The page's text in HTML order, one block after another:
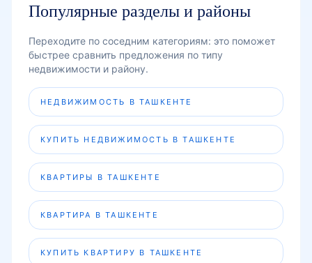
Популярные разделы и районы
Переходите по соседним категориям: это поможет
быстрее сравнить предложения по типу
недвижимости и району.
НЕДВИЖИМОСТЬ В ТАШКЕНТЕ
КУПИТЬ НЕДВИЖИМОСТЬ В ТАШКЕНТЕ
КВАРТИРЫ В ТАШКЕНТЕ
КВАРТИРА В ТАШКЕНТЕ
КУПИТЬ КВАРТИРУ В ТАШКЕНТЕ